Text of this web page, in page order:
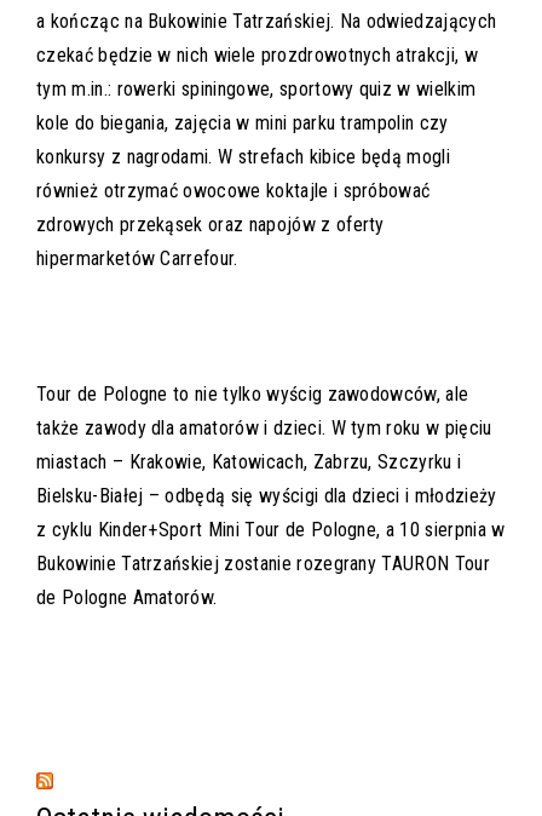
a kończąc na Bukowinie Tatrzańskiej. Na odwiedzających
czekać będzie w nich wiele prozdrowotnych atrakcji, w
tym m.in.: rowerki spiningowe, sportowy quiz w wielkim
kole do biegania, zajęcia w mini parku trampolin czy
konkursy z nagrodami. W strefach kibice będą mogli
również otrzymać owocowe koktajle i spróbować
zdrowych przekąsek oraz napojów z oferty
hipermarketów Carrefour.
Tour de Pologne to nie tylko wyścig zawodowców, ale
także zawody dla amatorów i dzieci. W tym roku w pięciu
miastach – Krakowie, Katowicach, Zabrzu, Szczyrku i
Bielsku-Białej – odbędą się wyścigi dla dzieci i młodzieży
z cyklu Kinder+Sport Mini Tour de Pologne, a 10 sierpnia w
Bukowinie Tatrzańskiej zostanie rozegrany TAURON Tour
de Pologne Amatorów.